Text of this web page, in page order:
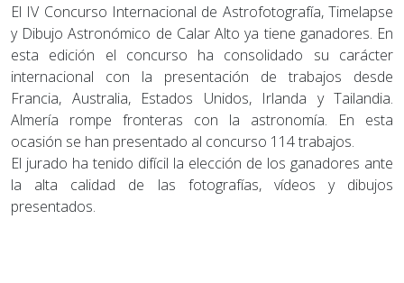
El IV Concurso Internacional de Astrofotografía, Timelapse
y Dibujo Astronómico de Calar Alto ya tiene ganadores. En
esta edición el concurso ha consolidado su carácter
internacional con la presentación de trabajos desde
Francia, Australia, Estados Unidos, Irlanda y Tailandia.
Almería rompe fronteras con la astronomía. En esta
ocasión se han presentado al concurso 114 trabajos.
El jurado ha tenido difícil la elección de los ganadores ante
la alta calidad de las fotografías, vídeos y dibujos
presentados.